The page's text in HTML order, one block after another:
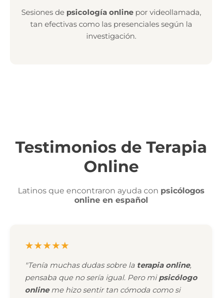
Sesiones de psicología onlinepor videollamada,
tan efectivas como las presenciales según la
investigación.
Testimonios de Terapia
Online
Latinos que encontraron ayuda con psicólogos
online en español
★★★★★
"Tenía muchas dudas sobre la terapia online,
pensaba que no sería igual. Pero mipsicólogo
onlineme hizo sentir tan cómoda como si